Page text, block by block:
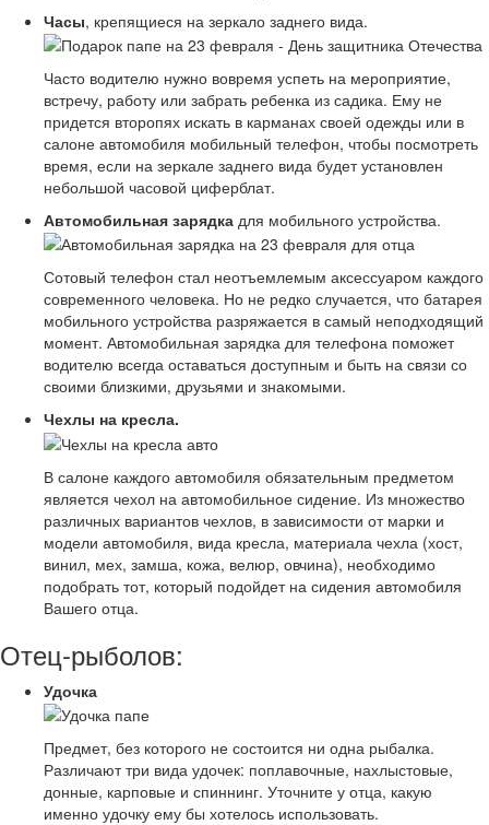
Часы, крепящиеся на зеркало заднего вида.
Часто водителю нужно вовремя успеть на мероприятие,
встречу, работу или забрать ребенка из садика. Ему не
придется второпях искать в карманах своей одежды или в
салоне автомобиля мобильный телефон, чтобы посмотреть
время, если на зеркале заднего вида будет установлен
небольшой часовой циферблат.
Автомобильная зарядка для мобильного устройства.
Сотовый телефон стал неотъемлемым аксессуаром каждого
современного человека. Но не редко случается, что батарея
мобильного устройства разряжается в самый неподходящий
момент. Автомобильная зарядка для телефона поможет
водителю всегда оставаться доступным и быть на связи со
своими близкими, друзьями и знакомыми.
Чехлы на кресла.
В салоне каждого автомобиля обязательным предметом
является чехол на автомобильное сидение. Из множество
различных вариантов чехлов, в зависимости от марки и
модели автомобиля, вида кресла, материала чехла (хост,
винил, мех, замша, кожа, велюр, овчина), необходимо
подобрать тот, который подойдет на сидения автомобиля
Вашего отца.
Отец-рыболов:
Удочка
Предмет, без которого не состоится ни одна рыбалка.
Различают три вида удочек: поплавочные, нахлыстовые,
донные, карповые и спиннинг. Уточните у отца, какую
именно удочку ему бы хотелось использовать.